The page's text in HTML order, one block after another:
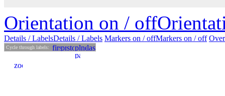
Orientation on / off
Details / LabelsDetails /Labels Markers on /offMarkers on / off
Cycle through labels: